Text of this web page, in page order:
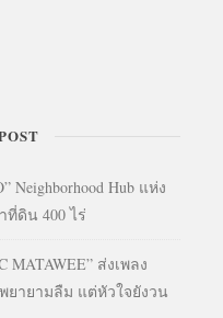
Neighborhood Hub แห่ง
ดิน 400 ไร่
ส่งเพลง
ยายามลืม แต่หัวใจยังวน